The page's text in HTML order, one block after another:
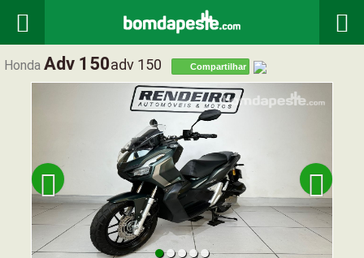
 
Honda Adv 150Adv 150 Compartilhar
 